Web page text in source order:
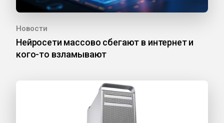
Новости
Нейросети массово сбегают в интернет и
кого-то взламывают